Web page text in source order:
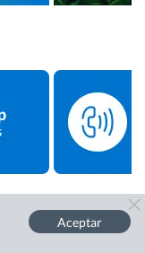
Aceptar